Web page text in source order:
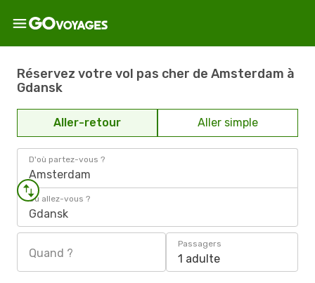
Réservez votre vol pas cher de Amsterdam à
Gdansk
Aller-retour Aller simple
D'où partez-vous ?
Amsterdam
Où allez-vous ?
Gdansk
Quand ?
Passagers
1 adulte